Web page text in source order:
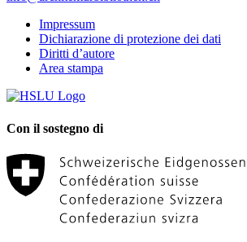
Impressum
Dichiarazione di protezione dei dati
Diritti d’autore
Area stampa
Con il sostegno di